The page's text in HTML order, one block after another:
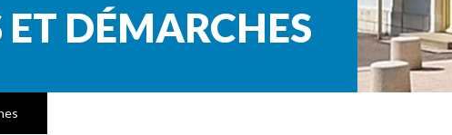
ET DÉMARCHES